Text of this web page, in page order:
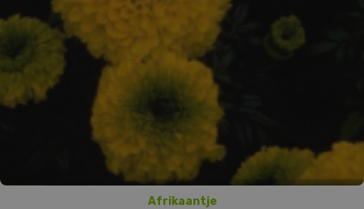
Afrikaantje